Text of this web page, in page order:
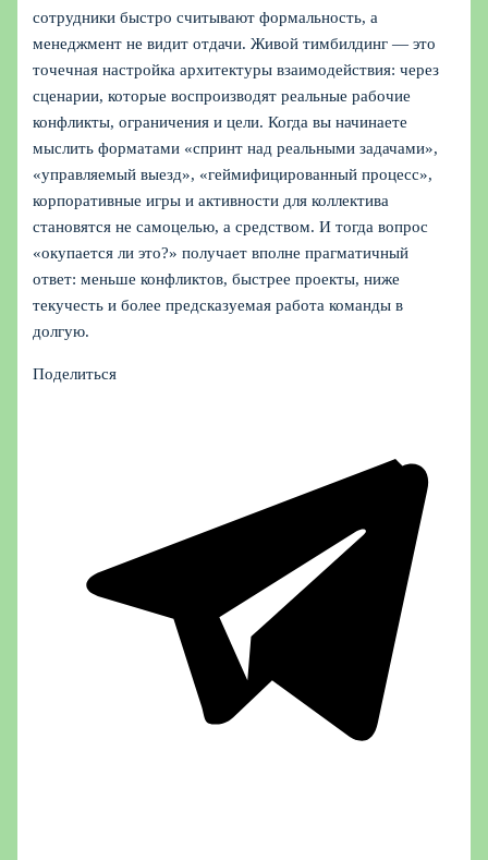
сотрудники быстро считывают формальность, а
менеджмент не видит отдачи. Живой тимбилдинг — это
точечная настройка архитектуры взаимодействия: через
сценарии, которые воспроизводят реальные рабочие
конфликты, ограничения и цели. Когда вы начинаете
мыслить форматами «спринт над реальными задачами»,
«управляемый выезд», «геймифицированный процесс»,
корпоративные игры и активности для коллектива
становятся не самоцелью, а средством. И тогда вопрос
«окупается ли это?» получает вполне прагматичный
ответ: меньше конфликтов, быстрее проекты, ниже
текучесть и более предсказуемая работа команды в
долгую.
Поделиться